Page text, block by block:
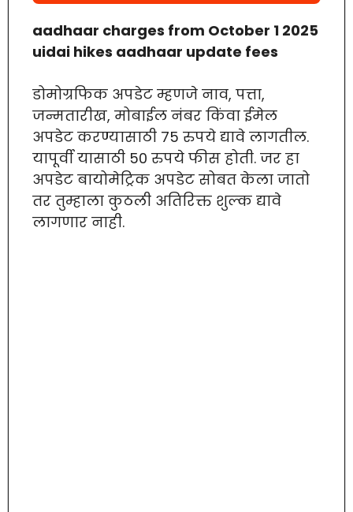
aadhaar charges from October 1 2025
uidai hikes aadhaar update fees
डोमोग्रफिक अपडेट म्हणजे नाव, पत्ता,
जन्मतारीख, मोबाईल नंबर किंवा ईमेल
अपडेट करण्यासाठी 75 रुपये द्यावे लागतील.
यापूर्वी यासाठी 50 रुपये फीस होती. जर हा
अपडेट बायोमेट्रिक अपडेट सोबत केला जातो
तर तुम्हाला कुठली अतिरिक्त शुल्क द्यावे
लागणार नाही.